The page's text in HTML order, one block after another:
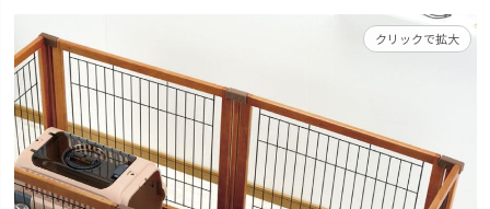
クリックで拡大